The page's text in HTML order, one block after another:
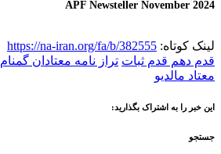
APF Newsteller November 2024
لینک کوتاه: https://na-iran.org/fa/b/382555
قدم دهم قدم ثبات تراز نامه معتادان گمنام
معتاد مالدیو
این خبر را به اشتراک بگذارید:
جستجو